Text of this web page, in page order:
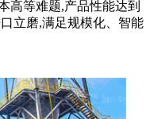
高等难题,产品性能达到
立磨,满足规模化、智能